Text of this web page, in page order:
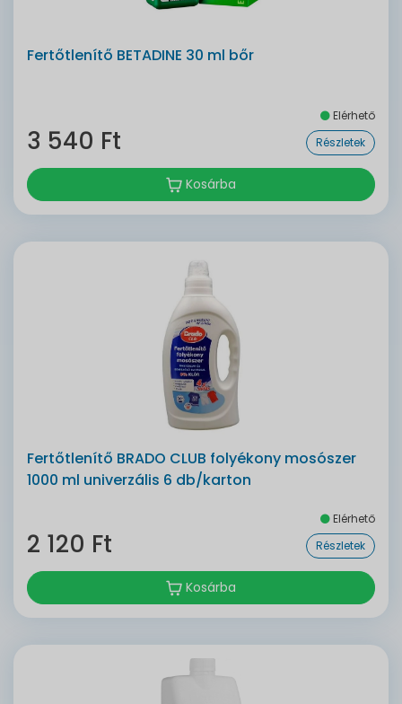
Fertőtlenítő BETADINE 30 ml bőr
Elérhető
3 540 Ft Részletek
Kosárba
Fertőtlenítő BRADO CLUB folyékony mosószer
1000 ml univerzális 6 db/karton
Elérhető
2 120 Ft Részletek
Kosárba